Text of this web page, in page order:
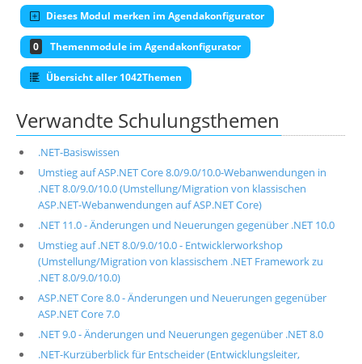
Dieses Modul merken im Agendakonfigurator
0 Themenmodule im Agendakonfigurator
Übersicht aller 1042Themen
Verwandte Schulungsthemen
.NET-Basiswissen
Umstieg auf ASP.NET Core 8.0/9.0/10.0-Webanwendungen in
.NET 8.0/9.0/10.0 (Umstellung/Migration von klassischen
ASP.NET-Webanwendungen auf ASP.NET Core)
.NET 11.0 - Änderungen und Neuerungen gegenüber .NET 10.0
Umstieg auf .NET 8.0/9.0/10.0 - Entwicklerworkshop
(Umstellung/Migration von klassischem .NET Framework zu
.NET 8.0/9.0/10.0)
ASP.NET Core 8.0 - Änderungen und Neuerungen gegenüber
ASP.NET Core 7.0
.NET 9.0 - Änderungen und Neuerungen gegenüber .NET 8.0
.NET-Kurzüberblick für Entscheider (Entwicklungsleiter,